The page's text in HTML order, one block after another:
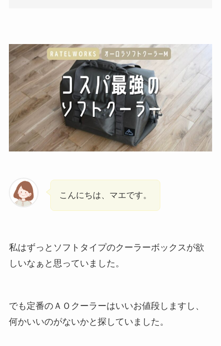
こんにちは、マエです。
私はずっとソフトタイプのクーラーボックスが欲
しいなぁと思っていました。
でも定番のＡＯクーラーはいいお値段しますし、
何かいいのがないかと探していました。